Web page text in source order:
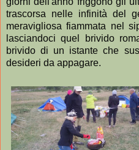
trascorsa nelle infinità del
meravigliosa fiammata nel
lasciandoci quel brivido
brivido di un istante che
desideri da appagare.